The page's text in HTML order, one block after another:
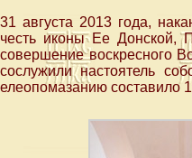
31 августа 2013 года,
честь иконы Ее Донской,
совершение воскресного
сослужили настоятель
елеопомазанию составило